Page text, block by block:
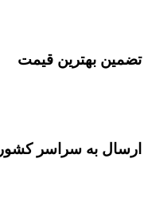
تضمین بهترین قیمت
ارسال به سراسر کشور